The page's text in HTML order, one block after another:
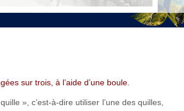
sur trois, à l’aide d’une boule.
», c’est-à-dire utiliser l’une des quilles,